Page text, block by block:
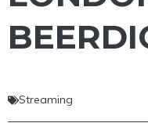
Streaming